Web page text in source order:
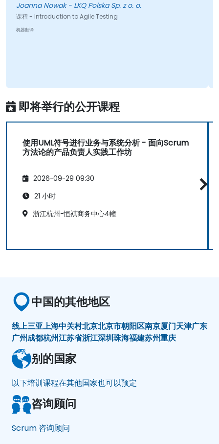
Joanna Nowak - LKQ Polska Sp. z o. o.
课程 - Introduction to Agile Testing
机器翻译
即将举行的公开课程
使用UML符号进行业务与系统分析 - 面向Scrum
方法论的产品负责人实践工作坊
2026-09-29 09:30
21 小时
浙江杭州-恒褀商务中心4幢
中国的其他地区
线上三亚上海中关村北京北京市朝阳区南京厦门天津广东
广州成都杭州江苏省浙江深圳珠海福建苏州重庆
别的国家
以下培训课程在其他国家也可以预定
咨询顾问
Scrum 咨询顾问